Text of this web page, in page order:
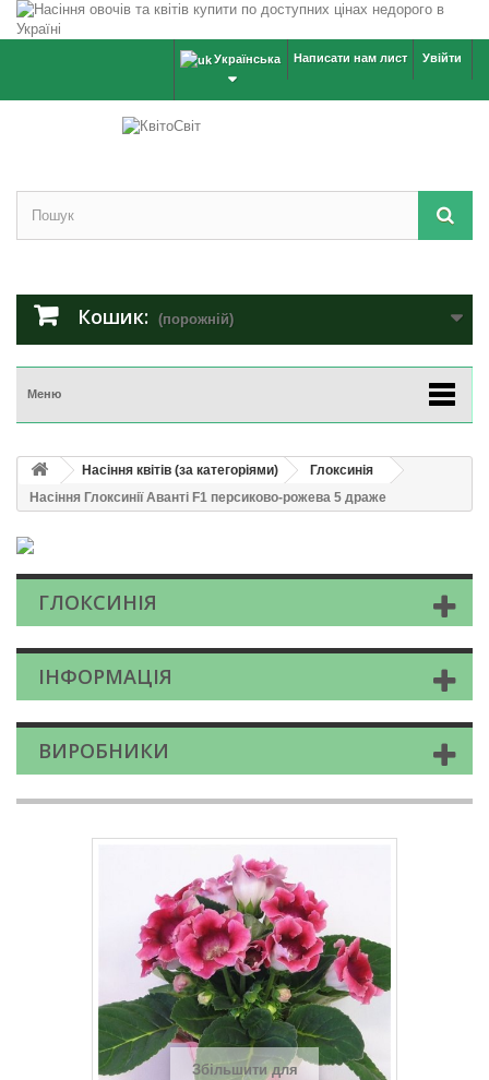
Увійти
Написати нам лист
Українська
Кошик: (порожній)
Меню
Насіння квітів (за категоріями)
Глоксинія
Насіння Глоксинії Аванті F1 персиково-рожева 5 драже
ГЛОКСИНІЯ
ІНФОРМАЦІЯ
ВИРОБНИКИ
Збільшити для